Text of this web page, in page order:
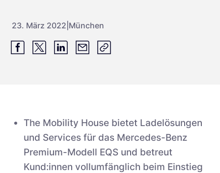
23. März 2022 München
The Mobility House bietet Ladelösungen
und Services für das Mercedes-Benz
Premium-Modell EQS und betreut
Kund:innen vollumfänglich beim Einstieg